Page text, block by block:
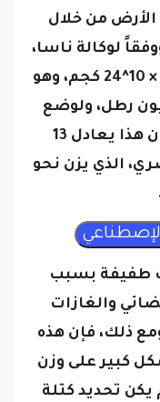
الأرض من خلال
لوكالة ناسا،
تبلغ كتلة كوكبنا حوالي 5.9722 × 10^24 كجم، وهو
13.1 سيبتيليون رطل، ولوضع
الأمر في نصابه الصحيح، فإن هذا يعادل 13
الذي يزن نحو
طفيفة بسبب
والغازات
ذلك، فإن هذه
كبير على وزن
يكن تحديد كتلة